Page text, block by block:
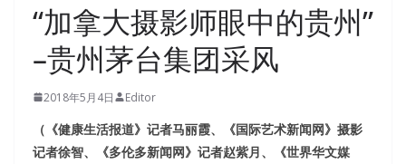
“加拿大摄影师眼中的贵州”
–贵州茅台集团采风
2018年5月4日 Editor
（《健康生活报道》记者马丽霞、《国际艺术新闻网》摄影
记者徐智、《多伦多新闻网》记者赵紫月、《世界华文媒